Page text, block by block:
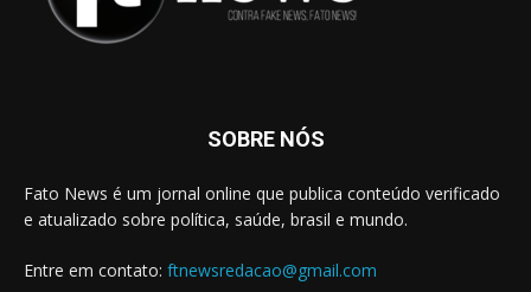
SOBRE NÓS
Fato News é um jornal online que publica conteúdo verificado
e atualizado sobre política, saúde, brasil e mundo.
Entre em contato: ftnewsredacao@gmail.com